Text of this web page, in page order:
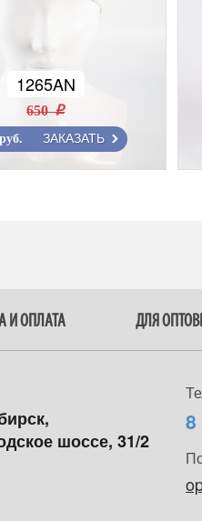
1265AN
650 r
ЗАКАЗАТЬ
И ОПЛАТА ДЛЯ
шоссе, 31/2
8